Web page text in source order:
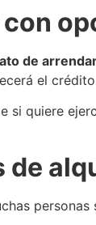
de
el
si quiere